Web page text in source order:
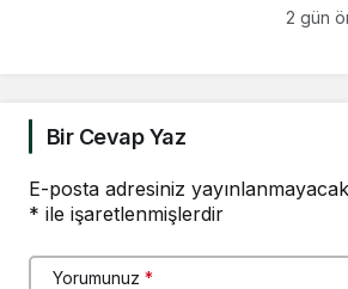
bedeli
2 gün
Bir Cevap Yaz
E-posta adresiniz
* ile işaretlenmişlerdir
Yorumunuz *